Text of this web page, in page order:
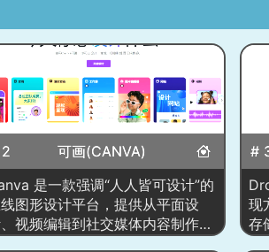
可画(CANVA)
是一款强调“人人皆可设计”的
图形设计平台，提供从平面设
视频编辑到社交媒体内容制作的
#
现
存